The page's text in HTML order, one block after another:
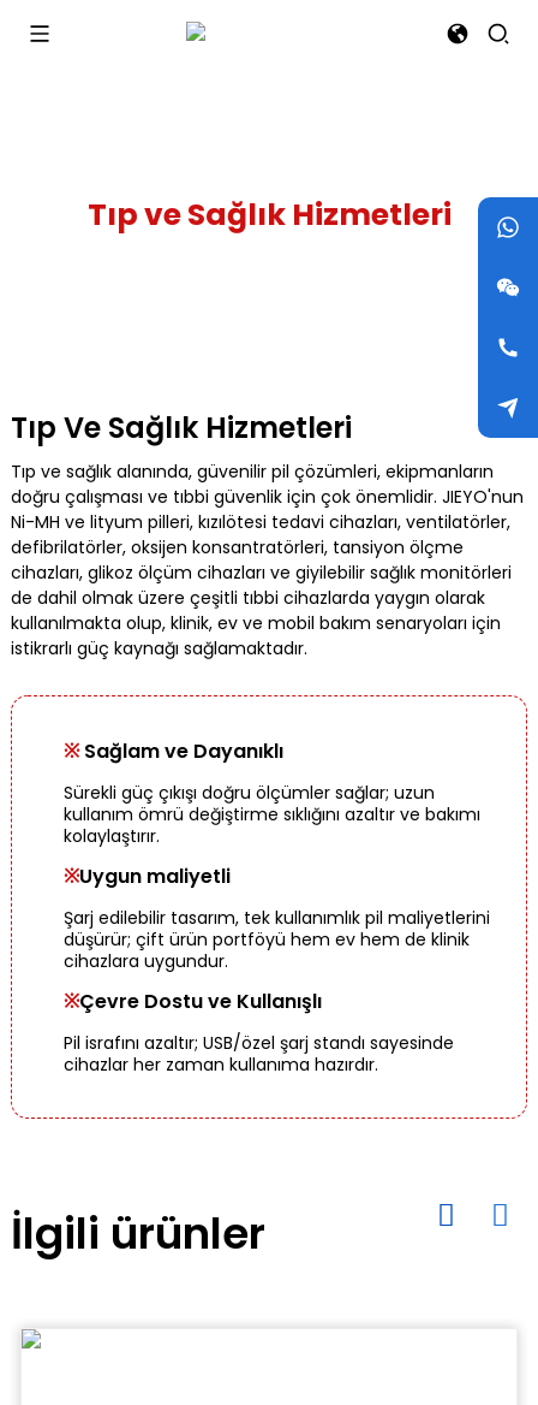
Tıp ve Sağlık Hizmetleri
Tıp Ve Sağlık Hizmetleri
Tıp ve sağlık alanında, güvenilir pil çözümleri, ekipmanların
doğru çalışması ve tıbbi güvenlik için çok önemlidir. JIEYO'nun
Ni-MH ve lityum pilleri, kızılötesi tedavi cihazları, ventilatörler,
defibrilatörler, oksijen konsantratörleri, tansiyon ölçme
cihazları, glikoz ölçüm cihazları ve giyilebilir sağlık monitörleri
de dahil olmak üzere çeşitli tıbbi cihazlarda yaygın olarak
kullanılmakta olup, klinik, ev ve mobil bakım senaryoları için
istikrarlı güç kaynağı sağlamaktadır.
※Sağlam ve Dayanıklı
Sürekli güç çıkışı doğru ölçümler sağlar; uzun
kullanım ömrü değiştirme sıklığını azaltır ve bakımı
kolaylaştırır.
※Uygun maliyetli
Şarj edilebilir tasarım, tek kullanımlık pil maliyetlerini
düşürür; çift ürün portföyü hem ev hem de klinik
cihazlara uygundur.
※Çevre Dostu ve Kullanışlı
Pil israfını azaltır; USB/özel şarj standı sayesinde
cihazlar her zaman kullanıma hazırdır.
İlgili ürünler